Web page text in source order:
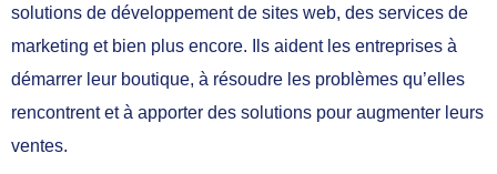
solutions de développement de sites web, des services de
marketing et bien plus encore. Ils aident les entreprises à
démarrer leur boutique, à résoudre les problèmes qu’elles
rencontrent et à apporter des solutions pour augmenter leurs
ventes.